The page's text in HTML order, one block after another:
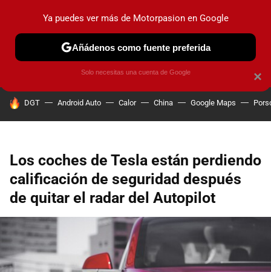
PRUEBAS COCHES ELÉCTRICOS OBSERVATORIO
HOY SE HABLA DE
DGT Android Auto Calor China Google Maps
Los coches de Tesla están perdiendo
calificación de seguridad después
de quitar el radar del Autopilot
×
Ya puedes ver más de Motorpasion en Google
Añádenos como fuente preferida
Solo necesitas una cuenta de Google